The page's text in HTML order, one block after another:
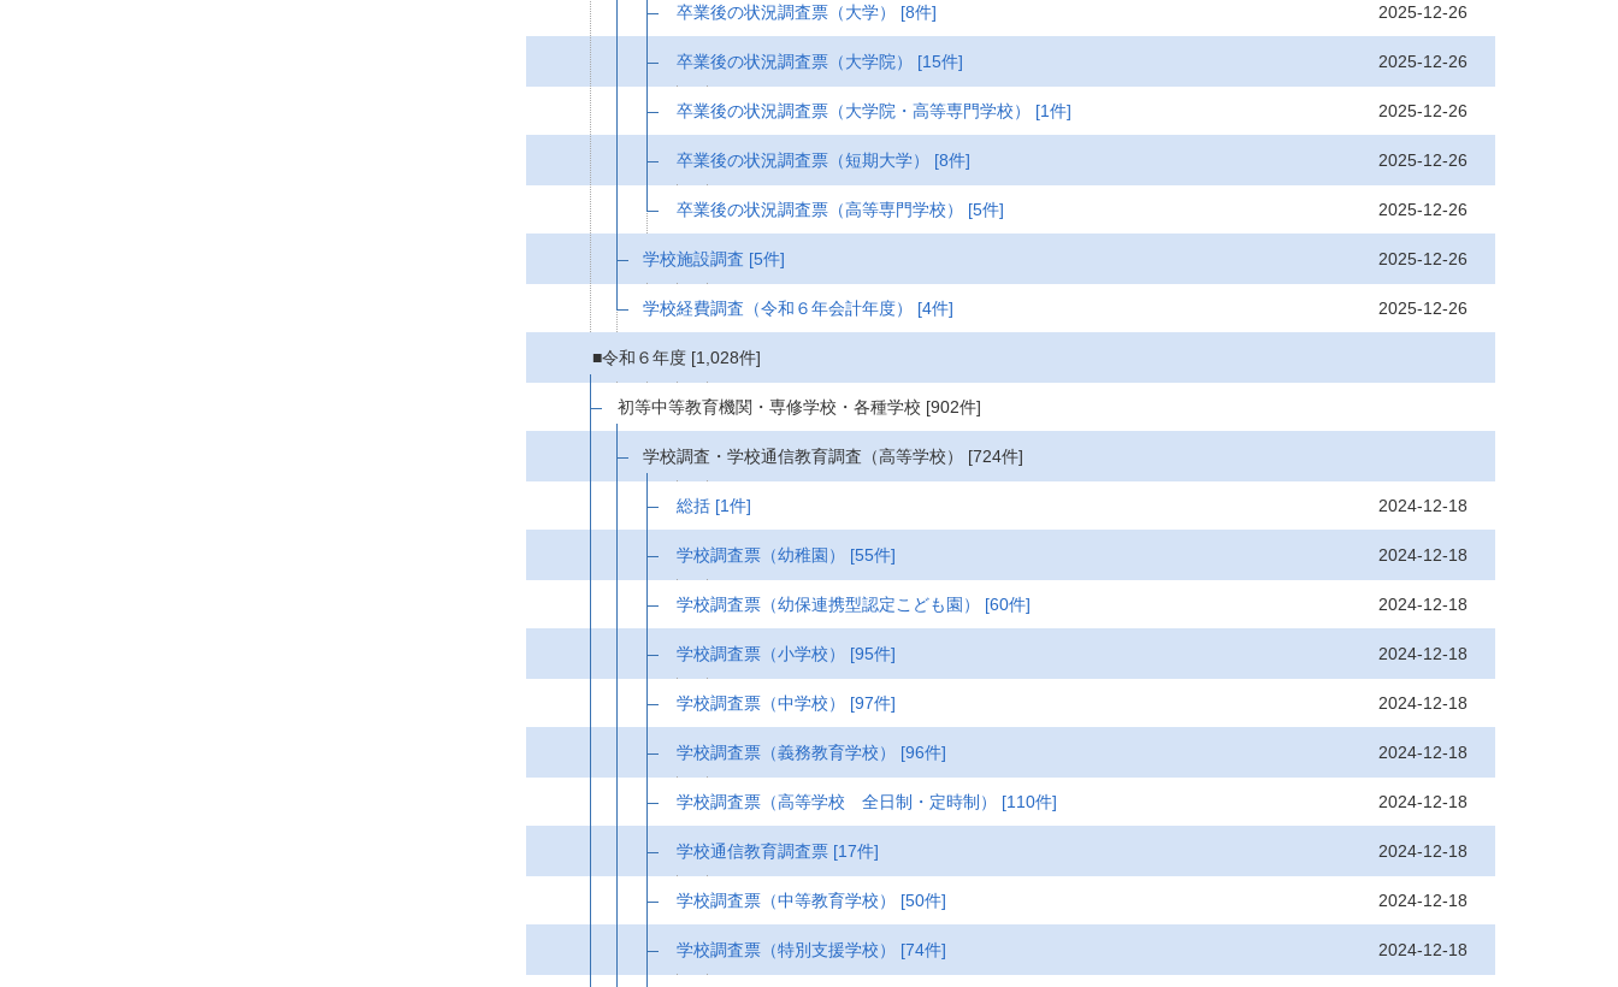
卒業後の状況調査票（大学） [8件] 2025-12-26
卒業後の状況調査票（大学院） [15件] 2025-12-26
卒業後の状況調査票（大学院・高等専門学校） [1件] 2025-12-26
卒業後の状況調査票（短期大学） [8件] 2025-12-26
卒業後の状況調査票（高等専門学校） [5件] 2025-12-26
学校施設調査 [5件] 2025-12-26
学校経費調査（令和６年会計年度） [4件] 2025-12-26
■令和６年度 [1,028件]
初等中等教育機関・専修学校・各種学校 [902件]
学校調査・学校通信教育調査（高等学校） [724件]
総括 [1件] 2024-12-18
学校調査票（幼稚園） [55件] 2024-12-18
学校調査票（幼保連携型認定こども園） [60件] 2024-12-18
学校調査票（小学校） [95件] 2024-12-18
学校調査票（中学校） [97件] 2024-12-18
学校調査票（義務教育学校） [96件] 2024-12-18
学校調査票（高等学校 全日制・定時制） [110件] 2024-12-18
学校通信教育調査票 [17件] 2024-12-18
学校調査票（中等教育学校） [50件] 2024-12-18
学校調査票（特別支援学校） [74件] 2024-12-18